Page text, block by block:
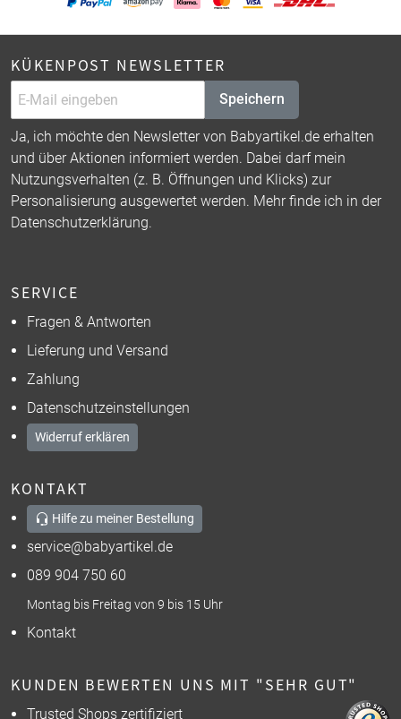
KÜKENPOST NEWSLETTER
Speichern
Ja, ich möchte den Newsletter von Babyartikel.de erhalten
und über Aktionen informiert werden. Dabei darf mein
Nutzungsverhalten (z. B. Öffnungen und Klicks) zur
Personalisierung ausgewertet werden. Mehr finde ich in der
Datenschutzerklärung.
SERVICE
Fragen & Antworten
Lieferung und Versand
Zahlung
Datenschutzeinstellungen
Widerruf erklären
KONTAKT
Hilfe zu meiner Bestellung
service@babyartikel.de
089 904 750 60
Montag bis Freitag von 9 bis 15 Uhr
Kontakt
KUNDEN BEWERTEN UNS MIT "SEHR GUT"
Trusted Shops zertifiziert